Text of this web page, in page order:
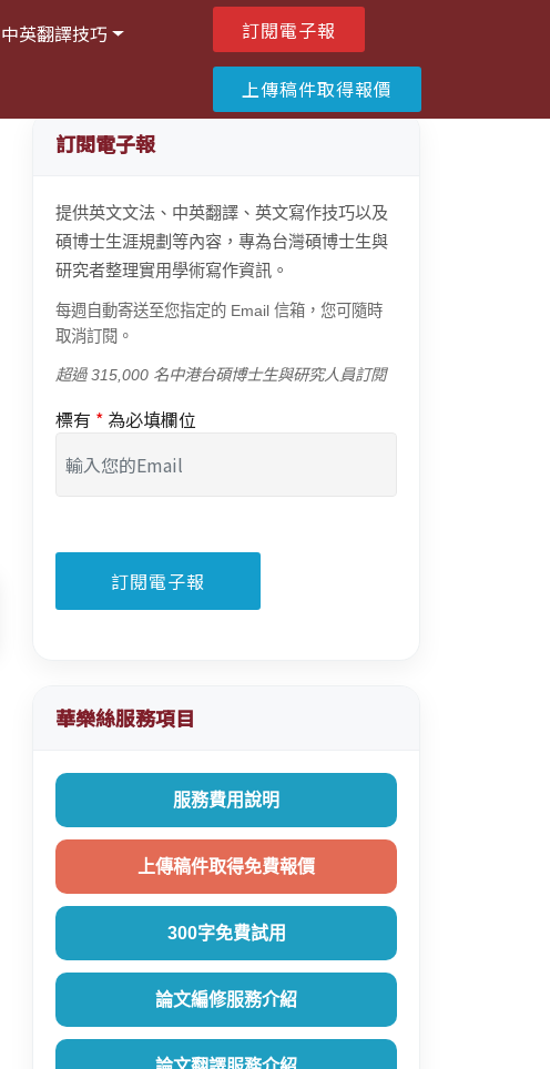
中英翻譯技巧
訂閱電子報
上傳稿件取得報價
訂閱電子報
提供英文文法、中英翻譯、英文寫作技巧以及
碩博士生涯規劃等內容，專為台灣碩博士生與
研究者整理實用學術寫作資訊。
每週自動寄送至您指定的 Email 信箱，您可隨時
取消訂閱。
超過 315,000 名中港台碩博士生與研究人員訂閱
標有 * 為必填欄位
華樂絲服務項目
服務費用說明
上傳稿件取得免費報價
300字免費試用
論文編修服務介紹